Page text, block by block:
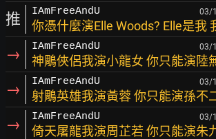
推 IAmFreeAndU 03/
你憑什麼演Elle Woods? Elle是我
→ IAmFreeAndU 03/
神鵰俠侶我演小龍女 你只能演陸
→ IAmFreeAndU 03/
射鵰英雄我演黃蓉 你只能演孫不
→ IAmFreeAndU 03/
倚天屠龍我演周芷若 你只能演朱